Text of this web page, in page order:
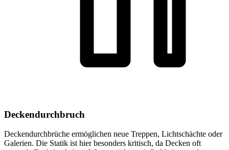
Deckendurchbruch
Deckendurchbrüche ermöglichen neue Treppen, Lichtschächte oder
Galerien. Die Statik ist hier besonders kritisch, da Decken oft